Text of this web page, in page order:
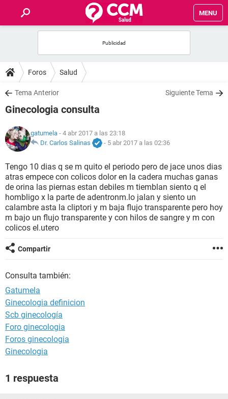
MENU
FOROS
SALUD
NUTRICIÓN
BIENESTAR
SEXUALIDAD
GLOSARIO
Foros Salud
Tema Anterior Siguiente Tema
Ginecologia consulta
gatumela - 4 abr 2017 a las 23:18
Dr. Carlos Salinas
- 5 abr 2017 a las 02:36
Tengo 10 dias q se m quito el periodo pero de jace unos dias
atras empece con colicos dolor en la cadera muchas ganas
de orina las piernas estan debiles m tiemblan siento q el
hombligo x la parte de adentronm.lo jalan y siento un
calambre asta la cliptori y m baja flujo transparente pero hoy
m bajo un flujo transparente y con hilos de sangre y m con
colicos el.utero
Compartir
Consulta también:
Gatumela
Ginecologia definicion
Scb ginecología
Foro ginecologia
Foros ginecologia
Ginecologia
1 respuesta